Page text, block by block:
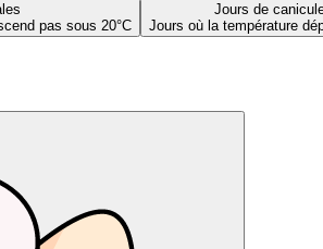
pas sous 20°C
Jours de
Jours où la température